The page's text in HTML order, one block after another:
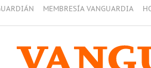
MEMBRESÍA VANGUARDIA